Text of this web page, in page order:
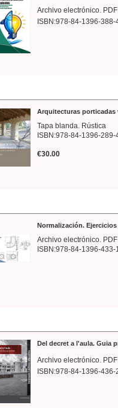
Archivo electrónico.
ISBN:978-84-1396-388-
Arquitecturas porticadas
Tapa blanda. Rústica
ISBN:978-84-1396-289-
€30.00
Normalización.
Archivo electrónico.
ISBN:978-84-1396-433-
Del decret a l'aula. Guia
Archivo electrónico.
ISBN:978-84-1396-436-